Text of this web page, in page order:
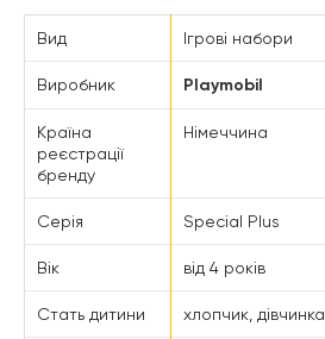
Вид Ігрові набори
Виробник Playmobil
Країна
реєстрації
бренду
Німеччина
Серія Special Plus
Вік від 4 років
Стать дитини хлопчик, дівчинка